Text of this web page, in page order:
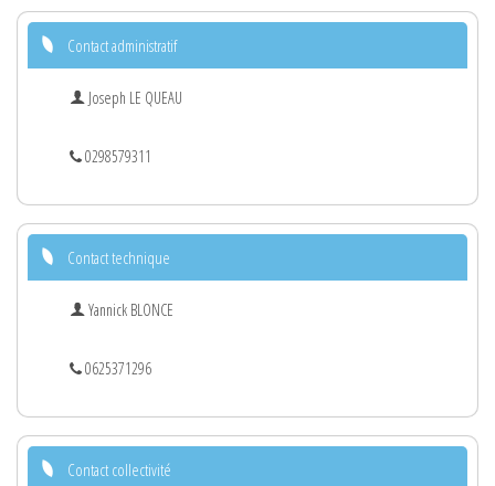
Contact administratif
Joseph LE QUEAU
0298579311
Contact technique
Yannick BLONCE
0625371296
Contact collectivité